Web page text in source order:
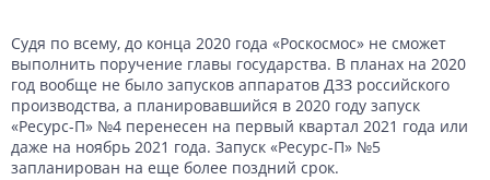
Судя по всему, до конца 2020 года «Роскосмос» не сможет
выполнить поручение главы государства. В планах на 2020
год вообще не было запусков аппаратов ДЗЗ российского
производства, а планировавшийся в 2020 году запуск
«Ресурс-П» №4 перенесен на первый квартал 2021 года или
даже на ноябрь 2021 года. Запуск «Ресурс-П» №5
запланирован на еще более поздний срок.